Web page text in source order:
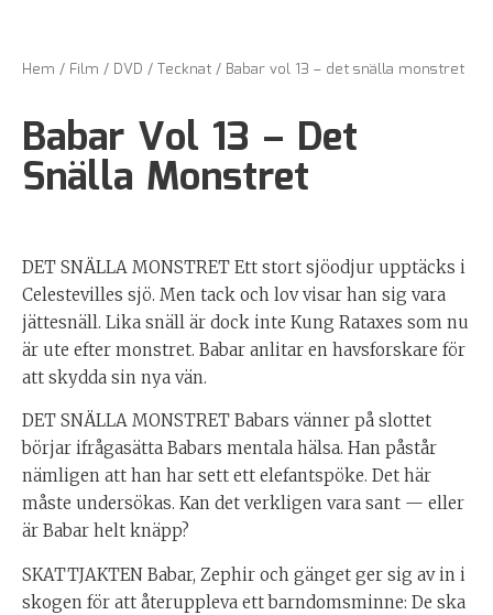
Hem / Film / DVD /Tecknat/ Babar vol 13 – det snälla monstret
Babar Vol 13 – Det
Snälla Monstret
DET SNÄLLA MONSTRET Ett stort sjöodjur upptäcks i
Celestevilles sjö. Men tack och lov visar han sig vara
jättesnäll. Lika snäll är dock inte Kung Rataxes som nu
är ute efter monstret. Babar anlitar en havsforskare för
att skydda sin nya vän.
DET SNÄLLA MONSTRET Babars vänner på slottet
börjar ifrågasätta Babars mentala hälsa. Han påstår
nämligen att han har sett ett elefantspöke. Det här
måste undersökas. Kan det verkligen vara sant — eller
är Babar helt knäpp?
SKATTJAKTEN Babar, Zephir och gänget ger sig av in i
skogen för att återuppleva ett barndomsminne: De ska